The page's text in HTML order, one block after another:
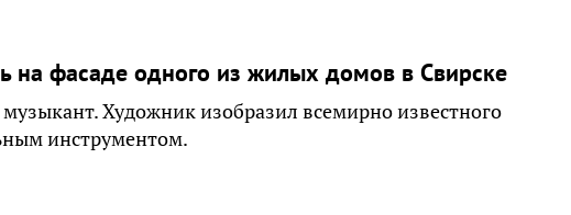
на фасаде одного из жилых домов в Свирске
Художник изобразил всемирно известного
инструментом.